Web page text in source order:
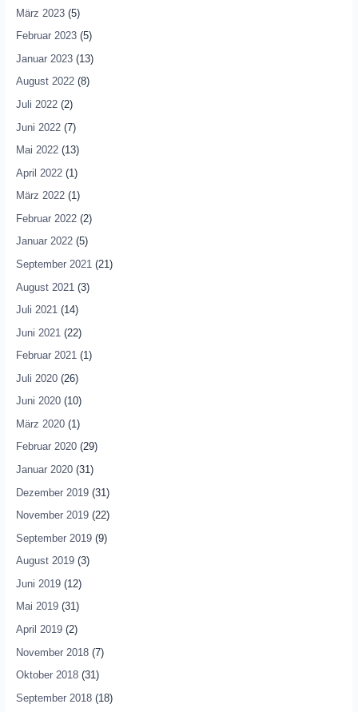
März 2023(5)
Februar 2023(5)
Januar 2023(13)
August 2022(8)
Juli 2022(2)
Juni 2022(7)
Mai 2022(13)
April 2022(1)
März 2022(1)
Februar 2022(2)
Januar 2022(5)
September 2021 (21)
August 2021 (3)
Juli 2021(14)
Juni 2021 (22)
Februar 2021(1)
Juli 2020(26)
Juni 2020(10)
März 2020(1)
Februar 2020(29)
Januar 2020(31)
Dezember 2019(31)
November 2019(22)
September 2019(9)
August 2019(3)
Juni 2019(12)
Mai 2019(31)
April 2019(2)
November 2018(7)
Oktober 2018(31)
September 2018(18)